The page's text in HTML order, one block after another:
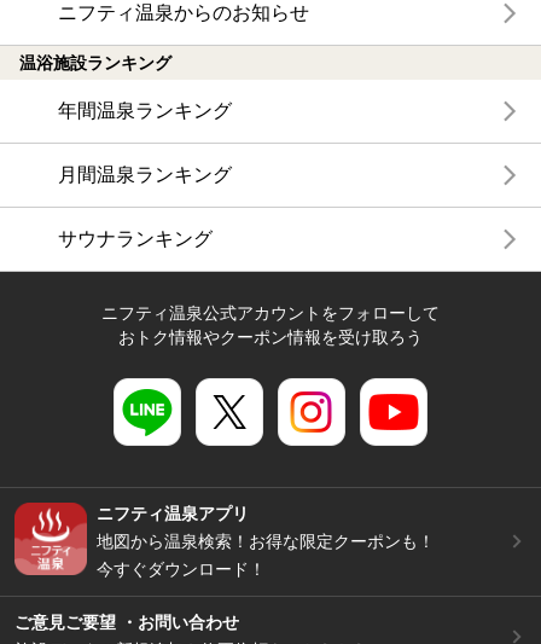
ニフティ温泉からのお知らせ
温浴施設ランキング
年間温泉ランキング
月間温泉ランキング
サウナランキング
ニフティ温泉公式アカウントをフォローして
おトク情報やクーポン情報を受け取ろう
ニフティ温泉アプリ
地図から温泉検索！お得な限定クーポンも！
今すぐダウンロード！
ご意見ご要望 ・お問い合わせ